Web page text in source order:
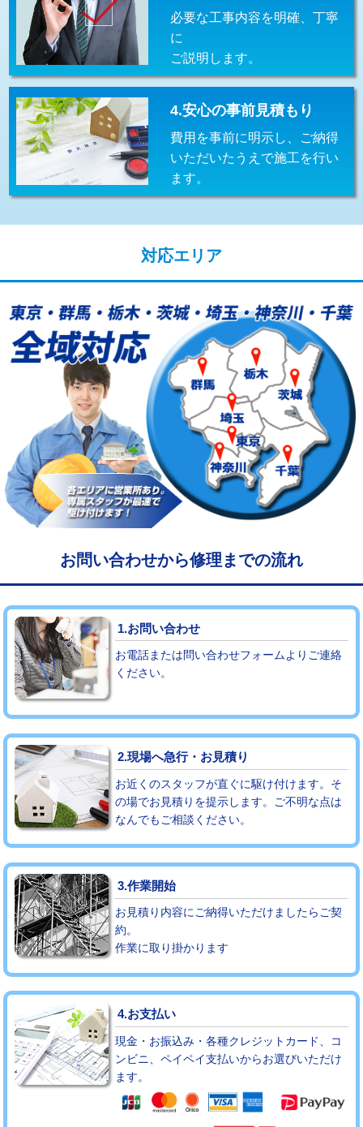
持込商品取付（単水栓） 13,200円
持込商品取付（混合水栓） 16,500円
持込商品取付（浄水器・分岐水栓） 16,500円
給水管工事※（ホール加工) 16,500円
給水管工事※（バンド止め) 3,300円
給水管工事※（支持金具設置)
業)
給水管工事※（塩ビ管（VP・HI）使
用/3ｍまで)
33,000円
給水管工事※（塩ビ管（VP・HI）使
用（追加）/3ｍ超え)
+8,800円
給水管工事※（ライニング鋼管・銅
管・ポリ管・HT管使用/3ｍまで)
44,000円
給水管工事※（ライニング鋼管・銅
管・ポリ管・HT管使用/3ｍ超え)
+8,800円
マス交換（土の掘削・埋め戻し作業） 11,000円~
マス交換（深さ50㎝未満） 55,000円
マス交換（深さ50㎝以上） 66,000円
コンクリート斫り（厚さ10㎝まで）
コンクリート斫り（厚さ10㎝超え） 38,500円
モルタル補修（厚さ10㎝まで）
モルタル補修（厚さ10㎝超え） 38,500円
追加人工 16,500円
廃棄・処分 現場見積
※給水管工事は20mmまでの価格です。
必要な工事内容を明確、丁寧
に
ご説明します。
4.安心の事前見積もり
費用を事前に明示し、ご納得
いただいたうえで施工を行い
ます。
対応エリア
お問い合わせから修理までの流れ
1.お問い合わせ
お電話または問い合わせフォームよりご連絡
ください。
2.現場へ急行・お見積り
お近くのスタッフが直ぐに駆け付けます。そ
の場でお見積りを提示します。ご不明な点は
なんでもご相談ください。
3.作業開始
お見積り内容にご納得いただけましたらご契
約。
作業に取り掛かります
4.お支払い
現金・お振込み・各種クレジットカード、コ
ンビニ、ペイペイ支払いからお選びいただけ
ます。